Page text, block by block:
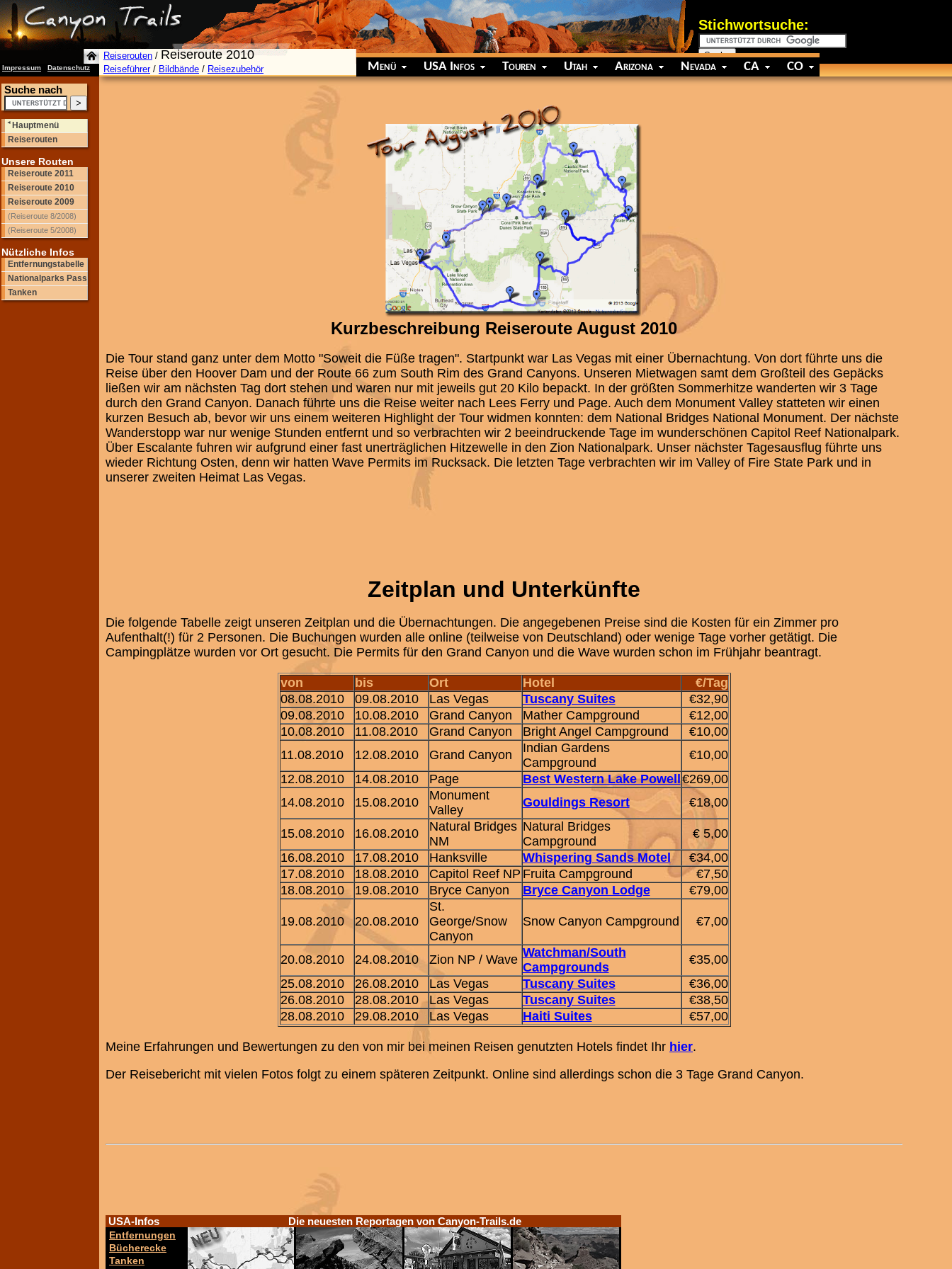
Kurzbeschreibung Reiseroute August 2010
Die Tour stand ganz unter dem Motto "Soweit die Füße tragen". Startpunkt war Las Vegas mit einer Übernachtung. Von dort führte uns die
Reise über den Hoover Dam und der Route 66 zum South Rim des Grand Canyons. Unseren Mietwagen samt dem Großteil des Gepäcks
ließen wir am nächsten Tag dort stehen und waren nur mit jeweils gut 20 Kilo bepackt. In der größten Sommerhitze wanderten wir 3 Tage
durch den Grand Canyon. Danach führte uns die Reise weiter nach Lees Ferry und Page. Auch dem Monument Valley statteten wir einen
kurzen Besuch ab, bevor wir uns einem weiteren Highlight der Tour widmen konnten: dem National Bridges National Monument. Der nächste
Wanderstopp war nur wenige Stunden entfernt und so verbrachten wir 2 beeindruckende Tage im wunderschönen Capitol Reef Nationalpark.
Über Escalante fuhren wir aufgrund einer fast unerträglichen Hitzewelle in den Zion Nationalpark. Unser nächster Tagesausflug führte uns
wieder Richtung Osten, denn wir hatten Wave Permits im Rucksack. Die letzten Tage verbrachten wir im Valley of Fire State Park und in
unserer zweiten Heimat Las Vegas.
Zeitplan und Unterkünfte
Die folgende Tabelle zeigt unseren Zeitplan und die Übernachtungen. Die angegebenen Preise sind die Kosten für ein Zimmer pro
Aufenthalt(!) für 2 Personen. Die Buchungen wurden alle online (teilweise von Deutschland) oder wenige Tage vorher getätigt. Die
Campingplätze wurden vor Ort gesucht. Die Permits für den Grand Canyon und die Wave wurden schon im Frühjahr beantragt.
von bis Ort Hotel
€/Tag
08.08.2010
09.08.2010 Las Vegas Tuscany Suites
€32,90
09.08.2010
10.08.2010 Grand Canyon Mather Campground
€12,00
10.08.2010
11.08.2010 Grand Canyon Bright Angel Campground
€10,00
11.08.2010
12.08.2010 Grand Canyon
Indian Gardens
Campground
€10,00
12.08.2010
14.08.2010 Page Best Western Lake Powell€269,00
14.08.2010
15.08.2010
Monument
Valley
Gouldings Resort €18,00
15.08.2010 16.08.2010
Natural Bridges
NM
Natural Bridges
Campground
€ 5,00
16.08.2010
17.08.2010 Hanksville Whispering Sands Motel
€34,00
17.08.2010
18.08.2010 Capitol Reef NP Fruita Campground
€7,50
18.08.2010
19.08.2010 Bryce Canyon Bryce Canyon Lodge €79,00
19.08.2010 20.08.2010
St.
George/Snow
Canyon
Snow Canyon Campground €7,00
20.08.2010 24.08.2010 Zion NP / Wave Watchman/South
Campgrounds
€35,00
25.08.2010
26.08.2010 Las Vegas Tuscany Suites
€36,00
26.08.2010
28.08.2010 Las Vegas Tuscany Suites
€38,50
28.08.2010
29.08.2010 Las Vegas Haiti Suites €57,00
Meine Erfahrungen und Bewertungen zu den von mir bei meinen Reisen genutzten Hotels findet Ihr hier.
Der Reisebericht mit vielen Fotos folgt zu einem späteren Zeitpunkt. Online sind allerdings schon die 3 Tage Grand Canyon.
Menü USA Infos Touren Utah Arizona Nevada CA CO
Reiserouten / Reiseroute 2010
Reiseführer/ Bildbände / Reisezubehör
Impressum Datenschutz
Stichwortsuche: